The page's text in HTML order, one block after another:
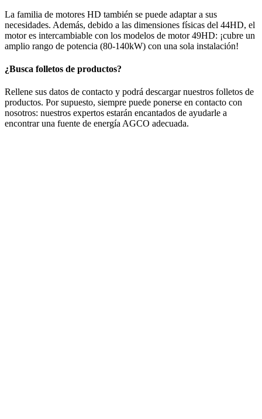
La familia de motores HD también se puede adaptar a sus
necesidades. Además, debido a las dimensiones físicas del 44HD, el
motor es intercambiable con los modelos de motor 49HD: ¡cubre un
amplio rango de potencia (80-140kW) con una sola instalación!
¿Busca folletos de productos?
Rellene sus datos de contacto y podrá descargar nuestros folletos de
productos. Por supuesto, siempre puede ponerse en contacto con
nosotros: nuestros expertos estarán encantados de ayudarle a
encontrar una fuente de energía AGCO adecuada.